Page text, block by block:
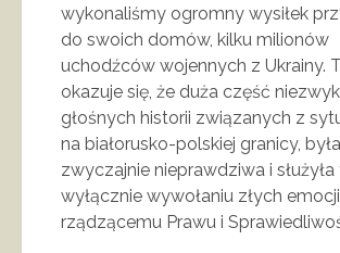
wykonaliśmy ogromny wysiłek
do swoich domów, kilku milionów
uchodźców wojennych z Ukrainy.
okazuje się, że duża część
głośnych historii związanych z
na białorusko-polskiej granicy, była
zwyczajnie nieprawdziwa i
wyłącznie wywołaniu złych
rządzącemu Prawu i